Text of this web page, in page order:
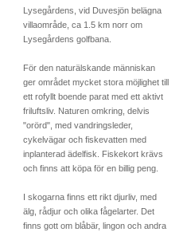
Lysegårdens, vid Duvesjön belägna
villaområde, ca 1.5 km norr om
Lysegårdens golfbana.
För den naturälskande människan
ger området mycket stora möjlighet till
ett rofyllt boende parat med ett aktivt
friluftsliv. Naturen omkring, delvis
"orörd", med vandringsleder,
cykelvägar och fiskevatten med
inplanterad ädelfisk. Fiskekort krävs
och finns att köpa för en billig peng.
I skogarna finns ett rikt djurliv, med
älg, rådjur och olika fågelarter. Det
finns gott om blåbär, lingon och andra